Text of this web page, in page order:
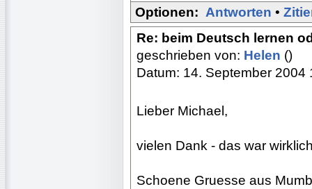
Optionen: Antworten •
Re: beim Deutsch lernen
geschrieben von: Helen ()
Datum: 14. September 2004
Lieber Michael,
vielen Dank - das war
Schoene Gruesse aus